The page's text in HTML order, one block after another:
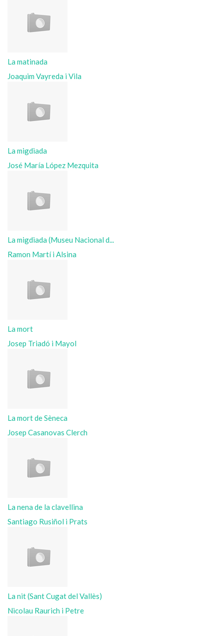
La matinada
Joaquim Vayreda i Vila
La migdiada
José María López Mezquita
La migdiada (Museu Nacional d...
Ramon Martí i Alsina
La mort
Josep Triadó i Mayol
La mort de Sèneca
Josep Casanovas Clerch
La nena de la clavellina
Santiago Rusiñol i Prats
La nit (Sant Cugat del Vallès)
Nicolau Raurich i Petre